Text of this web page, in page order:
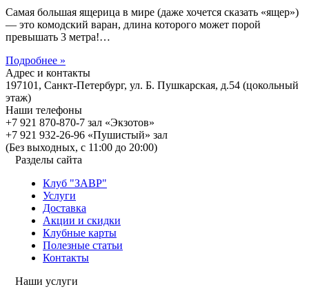
Самая большая ящерица в мире (даже хочется сказать «ящер»)
— это комодский варан, длина которого может порой
превышать 3 метра!…
Подробнее »
Адрес и контакты
197101, Санкт-Петербург, ул. Б. Пушкарская, д.54 (цокольный
этаж)
Наши телефоны
+7 921 870-870-7 зал «Экзотов»
+7 921 932-26-96 «Пушистый» зал
(Без выходных, с 11:00 до 20:00)
Разделы сайта
Клуб "ЗАВР"
Услуги
Доставка
Акции и скидки
Клубные карты
Полезные статьи
Контакты
Наши услуги